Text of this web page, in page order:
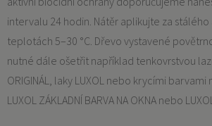
intervalu 24 hodin. Nátěr aplikujte za
teplotách 5–30 °C. Dřevo vystavené
nutné dále ošetřit například tenkovrstvou
ORIGINÁL, laky LUXOL nebo krycími
LUXOL ZÁKLADNÍ BARVA NA OKNA nebo